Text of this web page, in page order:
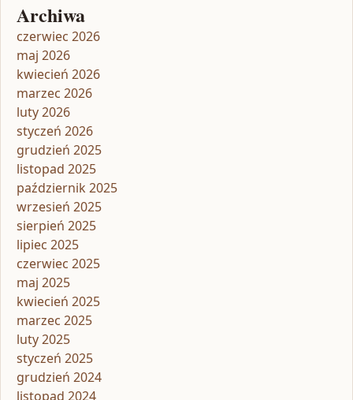
Archiwa
czerwiec 2026
maj 2026
kwiecień 2026
marzec 2026
luty 2026
styczeń 2026
grudzień 2025
listopad 2025
październik 2025
wrzesień 2025
sierpień 2025
lipiec 2025
czerwiec 2025
maj 2025
kwiecień 2025
marzec 2025
luty 2025
styczeń 2025
grudzień 2024
listopad 2024